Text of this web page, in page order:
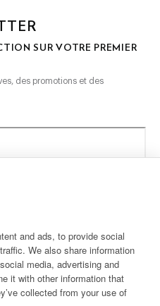
and ads, to provide social
We also share information
media, advertising and
it with other information that
collected from your use of
SUR VOTRE PREMIER
des promotions et des
LANGUE